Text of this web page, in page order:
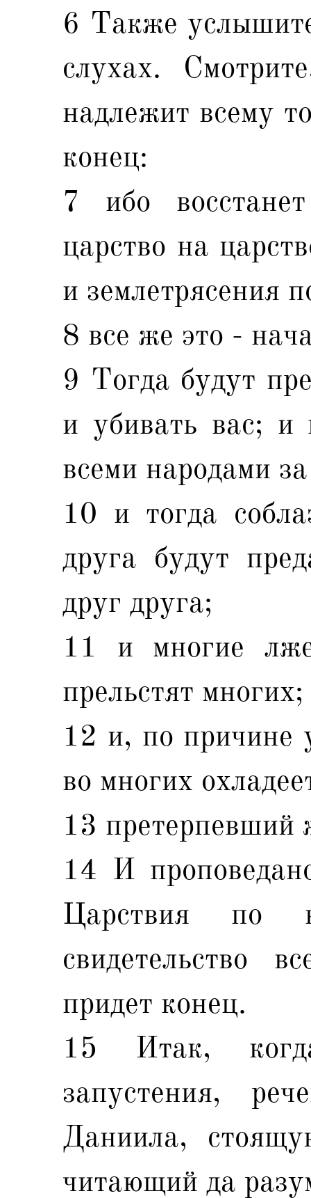
6 Также
слухах.
надлежит всему
конец:
7 ибо
царство на
и землетрясения
8 все же это -
9 Тогда будут
и убивать вас; и
всеми народами
10 и тогда
друга будут
друг друга;
11 и многие
прельстят многих;
12 и, по причине
во многих
13 претерпевший
14 И
Царствия по
свидетельство
придет конец.
15 Итак,
запустения,
Даниила,
читающий да